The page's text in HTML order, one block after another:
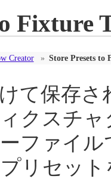
Fixture
Creator » Store Presets to
て保存
クスチ
ファイ
リセッ